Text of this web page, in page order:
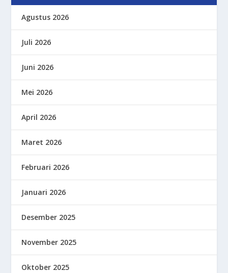
Agustus 2026
Juli 2026
Juni 2026
Mei 2026
April 2026
Maret 2026
Februari 2026
Januari 2026
Desember 2025
November 2025
Oktober 2025